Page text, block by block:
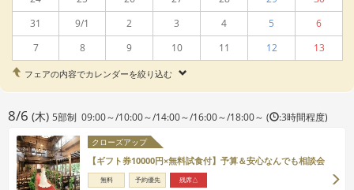
31
9/1 2 3 4 5
6
7
8 9 10 11 12 13
フェアの内容でカレンダーを絞り込む
8/6 (木) 5部制 09:00～/10:00～/14:00～/16:00～/18:00～ ( :3時間程度)
クローズアップ
【ギフト券10000円×無料試食付】予算＆安心なんでも相談会
無料 予約優先 残席△